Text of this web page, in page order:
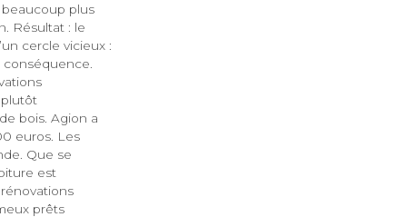
plus
Résultat : le
cercle vicieux :
bois. Agion a
euros. Les
Que se
est
prêts